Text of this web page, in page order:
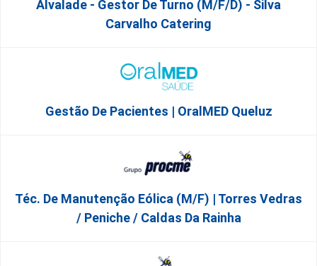
Alvalade - Gestor De Turno (m/f/d) - Silva
Carvalho Catering
Gestão De Pacientes | OralMED Queluz
Téc. De Manutenção Eólica (m/f) | Torres Vedras
/ Peniche / Caldas Da Rainha